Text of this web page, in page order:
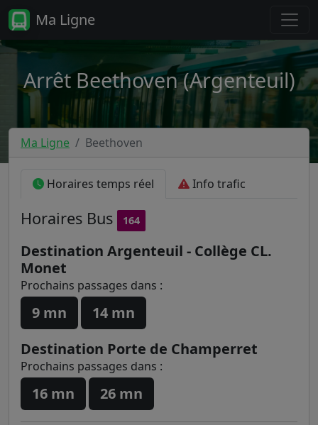
Ma Ligne
Arrêt Beethoven (Argenteuil)
Ma Ligne Beethoven
Horaires temps réel Info trafic
Horaires Bus 164
Destination Argenteuil - Collège CL.
Monet
Prochains passages dans :
9 mn
14 mn
Destination Porte de Champerret
Prochains passages dans :
16 mn 26 mn